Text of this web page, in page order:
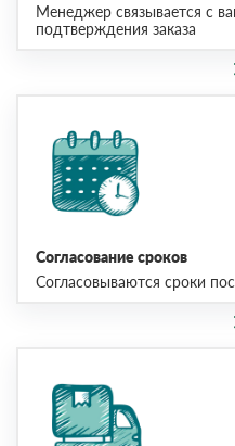
Менеджер связывается с
подтверждения заказа
Согласование сроков
Согласовываются сроки